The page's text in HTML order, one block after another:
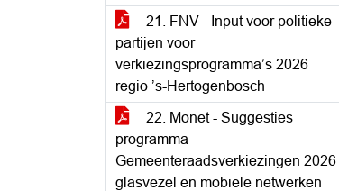
21. FNV - Input voor politieke
partijen voor
verkiezingsprogramma’s 2026
regio ’s-Hertogenbosch
22. Monet - Suggesties
programma
Gemeenteraadsverkiezingen 2026
glasvezel en mobiele netwerken